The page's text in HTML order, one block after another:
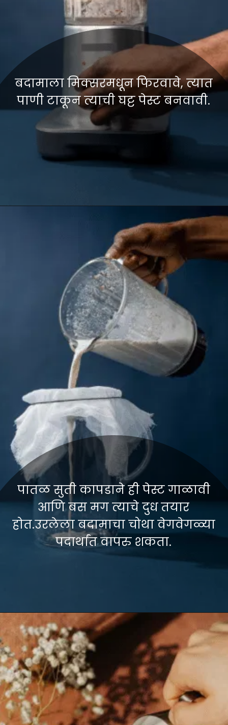
बदामाला मिक्सरमधून फिरवावे, त्यात
पातळ सुती कापडाने ही पेस्ट गाळावी
आणि बस मग त्याचे दुध तयार
होत.उरलेला बदामाचा चोथा वेगवेगळ्या